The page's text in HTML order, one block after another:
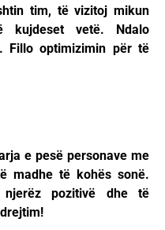
tim, të vizitoj mikun
vetë. Ndalo
Fillo optimizimin për të
e pesë personave me
madhe të kohës sonë.
pozitivë dhe të